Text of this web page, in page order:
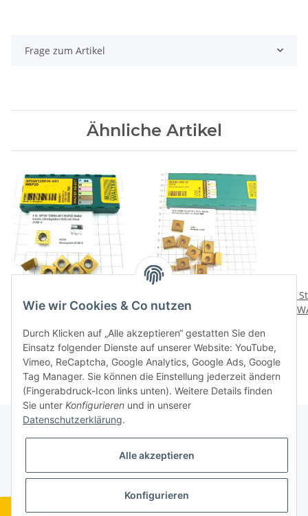
Frage zum Artikel
Ähnliche Artikel
WXP25 Walter Inserts
W168-6
7014 Walter Inserts
B067
10
Gesetzliche Informationen
Widerrufsbutton
Wie wir Cookies & Co nutzen
Durch Klicken auf „Alle akzeptieren“ gestatten Sie den
Einsatz folgender Dienste auf unserer Website: YouTube,
Vimeo, ReCaptcha, Google Analytics, Google Ads, Google
Tag Manager. Sie können die Einstellung jederzeit ändern
(Fingerabdruck-Icon links unten). Weitere Details finden
Sie unter Konfigurieren und in unserer
Datenschutzerklärung.
Alle akzeptieren
Konfigurieren